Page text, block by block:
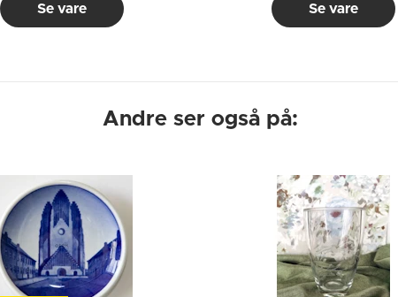
Se vare Se vare
Andre ser også på: